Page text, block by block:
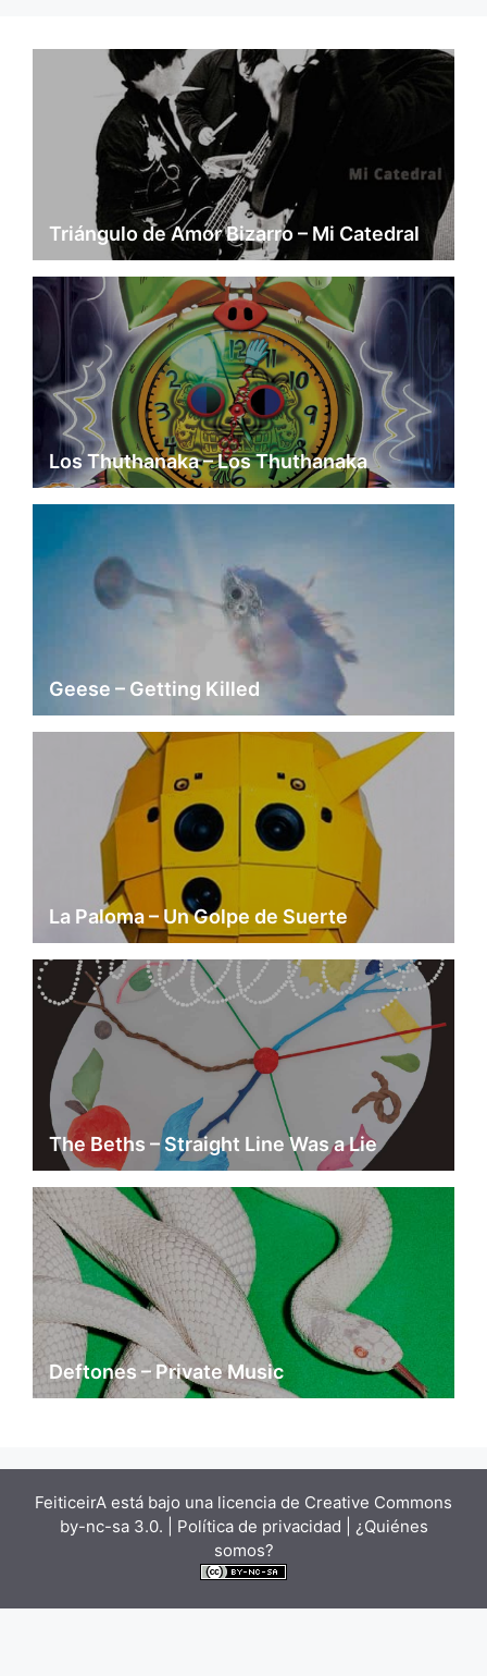
Triángulo de Amor Bizarro – Mi Catedral
Los Thuthanaka – Los Thuthanaka
Geese – Getting Killed
La Paloma – Un Golpe de Suerte
The Beths – Straight Line Was a Lie
Deftones – Private Music
FeiticeirA está bajo una licencia de Creative Commons
by-nc-sa 3.0. | Política de privacidad | ¿Quiénes
somos?